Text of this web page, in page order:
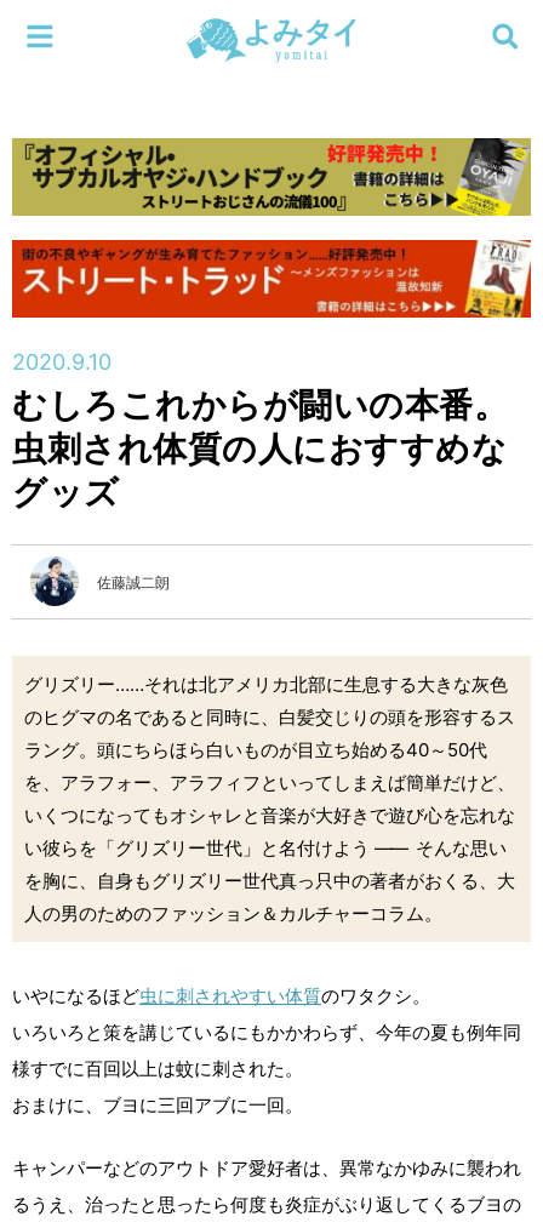
新着
連載
新刊
特集
編集部
検索する
メニューを閉じる
2020.9.10
むしろこれからが闘いの本番。
虫刺され体質の人におすすめな
グッズ
佐藤誠二朗
グリズリー……それは北アメリカ北部に生息する大きな灰色
のヒグマの名であると同時に、白髪交じりの頭を形容するス
ラング。頭にちらほら白いものが目立ち始める40～50代
を、アラフォー、アラフィフといってしまえば簡単だけど、
いくつになってもオシャレと音楽が大好きで遊び心を忘れな
い彼らを「グリズリー世代」と名付けよう ―― そんな思い
を胸に、自身もグリズリー世代真っ只中の著者がおくる、大
人の男のためのファッション＆カルチャーコラム。
いやになるほど虫に刺されやすい体質のワタクシ。
いろいろと策を講じているにもかかわらず、今年の夏も例年同
様すでに百回以上は蚊に刺された。
おまけに、ブヨに三回アブに一回。
キャンパーなどのアウトドア愛好者は、異常なかゆみに襲われ
るうえ、治ったと思ったら何度も炎症がぶり返してくるブヨの